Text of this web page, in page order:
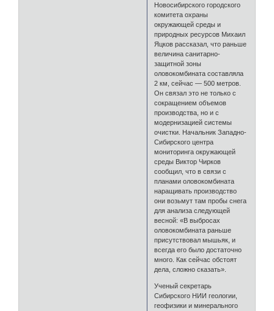
Новосибирского городского
комитета охраны
окружающей среды и
природных ресурсов Михаил
Яцков рассказал, что раньше
величина санитарно-
защитной зоны
оловокомбината составляла
2 км, сейчас — 500 метров.
Он связал это не только с
сокращением объемов
производства, но и с
модернизацией системы
очистки. Начальник Западно-
Сибирского центра
мониторинга окружающей
среды Виктор Чирков
сообщил, что в связи с
планами оловокомбината
наращивать производство
они возьмут там пробы снега
для анализа следующей
весной: «В выбросах
оловокомбината раньше
присутствовал мышьяк, и
всегда его было достаточно
много. Как сейчас обстоят
дела, сложно сказать».
Ученый секретарь
Сибирского НИИ геологии,
геофизики и минерального